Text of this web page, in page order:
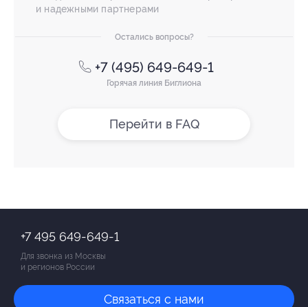
и надежными партнерами
Остались вопросы?
+7 (495) 649-649-1
Горячая линия Биглиона
Перейти в FAQ
+7 495 649-649-1
Для звонка из Москвы
и регионов России
Связаться с нами